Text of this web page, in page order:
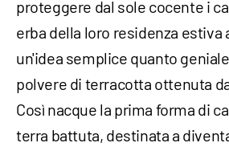
proteggere dal sole cocente i
erba della loro residenza estiva
un'idea semplice quanto
polvere di terracotta ottenuta
Così nacque la prima forma di
terra battuta, destinata a